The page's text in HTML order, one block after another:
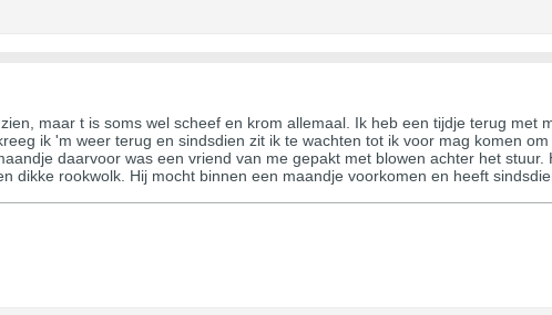
maar t is soms wel scheef en krom allemaal. Ik heb een tijdje terug
ik 'm weer terug en sindsdien zit ik te wachten tot ik voor mag komen
daarvoor was een vriend van me gepakt met blowen achter het
dikke rookwolk. Hij mocht binnen een maandje voorkomen en heeft